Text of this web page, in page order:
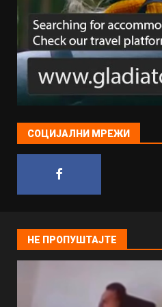
СОЦИЈАЛНИ МРЕЖИ
НЕ ПРОПУШТАЈТЕ